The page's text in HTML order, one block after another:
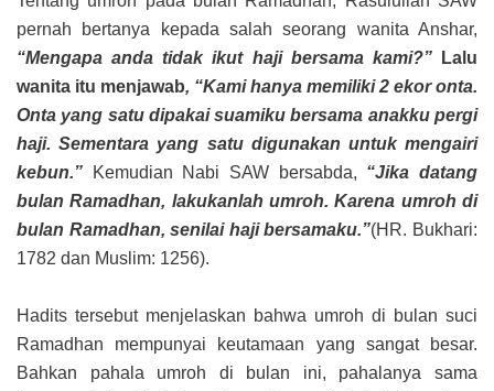
pernah bertanya kepada salah seorang wanita Anshar,
“Mengapa anda tidak ikut haji bersama kami?”Lalu
wanita itu menjawab, “Kami hanya memiliki 2 ekor onta.
Onta yang satu dipakai suamiku bersama anakku pergi
haji. Sementara yang satu digunakan untuk mengairi
kebun.”
Kemudian Nabi SAW bersabda, “Jika datang
bulan Ramadhan, lakukanlah umroh. Karena umroh di
bulan Ramadhan, senilai haji bersamaku.”(HR. Bukhari:
1782 dan Muslim: 1256).
Hadits tersebut menjelaskan bahwa umroh di bulan suci
Ramadhan mempunyai keutamaan yang sangat besar.
Bahkan pahala umroh di bulan ini, pahalanya sama